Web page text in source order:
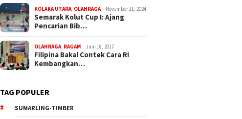
KOLAKA UTARA, OLAHRAGA November 11, 2024
Semarak Kolut Cup I: Ajang
Pencarian Bib…
OLAHRAGA, RAGAM Juni 18, 2017
Filipina Bakal Contek Cara RI
Kembangkan…
TAG POPULER
SUMARLING-TIMBER